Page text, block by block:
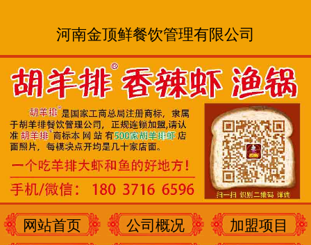
河南金顶鲜餐饮管理有限公司
网站首页 公司概况
加盟项目